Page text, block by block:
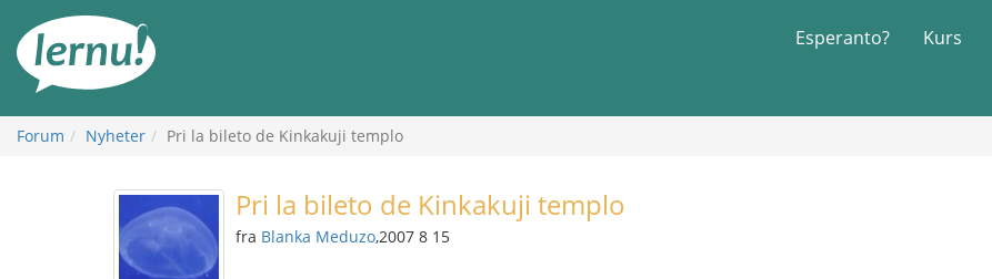
innholdet
Esperanto? Kurs
Forum Nyheter Pri la bileto de Kinkakuji templo
Pri la bileto de Kinkakuji templo
fra Blanka Meduzo,2007 8 15